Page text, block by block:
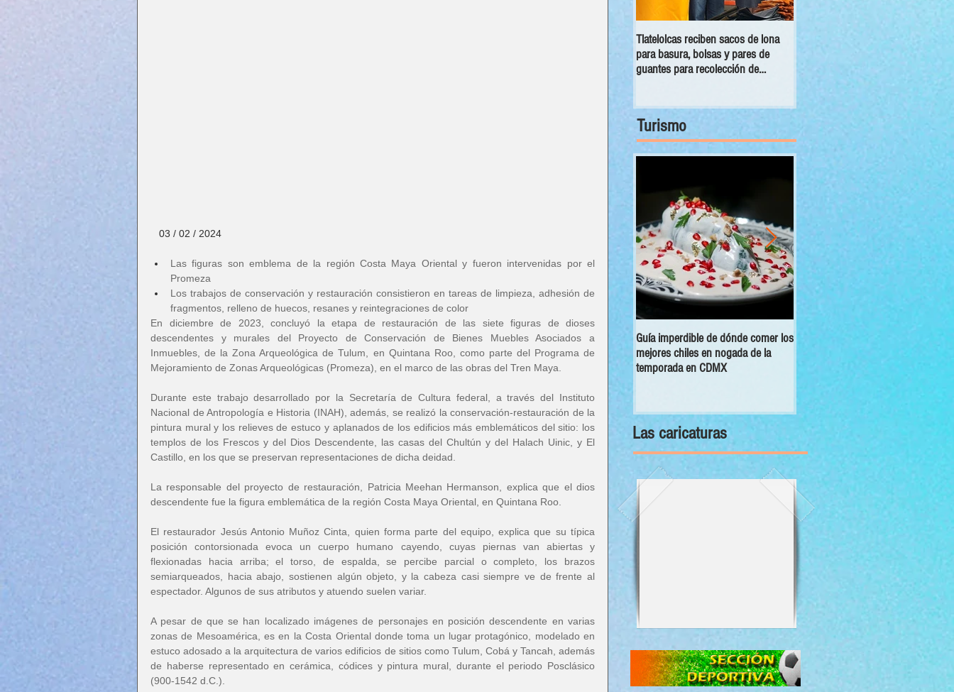
   03 / 02 / 2024
Las figuras son emblema de la región Costa Maya Oriental y fueron intervenidas por el
Promeza
Los trabajos de conservación y restauración consistieron en tareas de limpieza, adhesión de
fragmentos, relleno de huecos, resanes y reintegraciones de color
En diciembre de 2023, concluyó la etapa de restauración de las siete figuras de dioses
descendentes y murales del Proyecto de Conservación de Bienes Muebles Asociados a
Inmuebles, de la Zona Arqueológica de Tulum, en Quintana Roo, como parte del Programa de
Mejoramiento de Zonas Arqueológicas (Promeza), en el marco de las obras del Tren Maya.
Durante este trabajo desarrollado por la Secretaría de Cultura federal, a través del Instituto
Nacional de Antropología e Historia (INAH), además, se realizó la conservación-restauración de la
pintura mural y los relieves de estuco y aplanados de los edificios más emblemáticos del sitio: los
templos de los Frescos y del Dios Descendente, las casas del Chultún y del Halach Uinic, y El
Castillo, en los que se preservan representaciones de dicha deidad.
La responsable del proyecto de restauración, Patricia Meehan Hermanson, explica que el dios
descendente fue la figura emblemática de la región Costa Maya Oriental, en Quintana Roo.
El restaurador Jesús Antonio Muñoz Cinta, quien forma parte del equipo, explica que su típica
posición contorsionada evoca un cuerpo humano cayendo, cuyas piernas van abiertas y
flexionadas hacia arriba; el torso, de espalda, se percibe parcial o completo, los brazos
semiarqueados, hacia abajo, sostienen algún objeto, y la cabeza casi siempre ve de frente al
espectador. Algunos de sus atributos y atuendo suelen variar.
A pesar de que se han localizado imágenes de personajes en posición descendente en varias
zonas de Mesoamérica, es en la Costa Oriental donde toma un lugar protagónico, modelado en
estuco adosado a la arquitectura de varios edificios de sitios como Tulum, Cobá y Tancah, además
de haberse representado en cerámica, códices y pintura mural, durante el periodo Posclásico
(900-1542 d.C.).
Tlatelolcas reciben sacos de lona
para basura, bolsas y pares de
guantes para recolección de
GPPAN urge campaña para que
C5
Turismo
Guía imperdible de dónde comer los
mejores chiles en nogada de la
temporada en CDMX
Las caricaturas